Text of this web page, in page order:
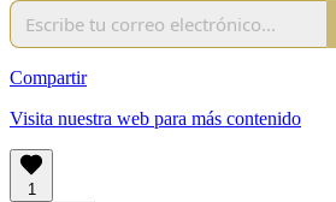
Compartir
Visita nuestra web para más contenido
1